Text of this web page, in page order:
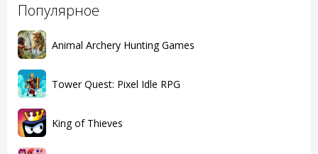
Популярное
Animal Archery Hunting Games
Tower Quest: Pixel Idle RPG
King of Thieves